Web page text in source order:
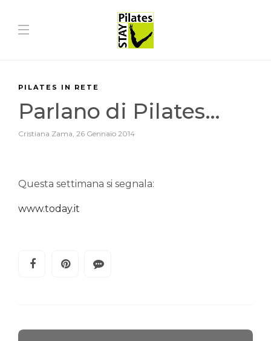
PILATES IN RETE
Parlano di Pilates…
Cristiana Zama, 26 Gennaio 2014
Questa settimana si segnala:
www.today.it